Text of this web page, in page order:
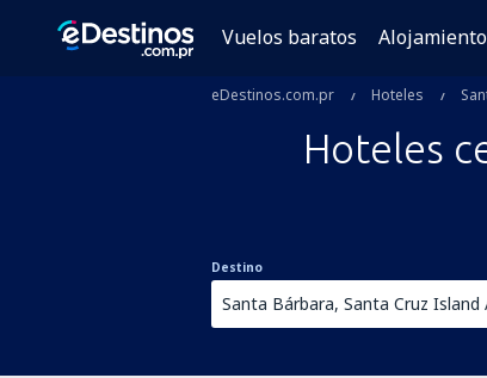
Vuelos baratos
eDestinos.com.pr Hoteles
Hoteles
Destino